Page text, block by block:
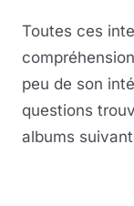
Toutes ces
peu de son
questions
albums